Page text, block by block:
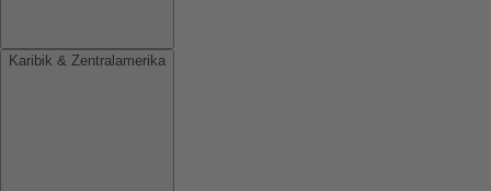
Karibik & Zentralamerika